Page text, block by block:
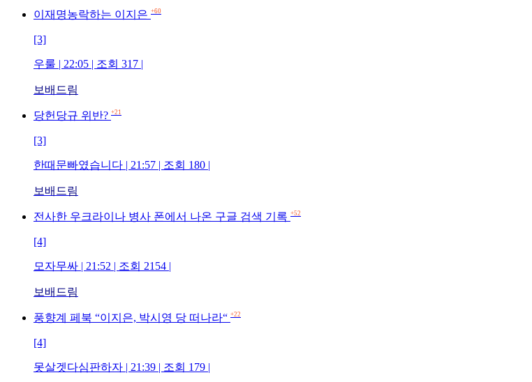
이재명농락하는 이지은 +60
[3]
우룰 | 22:05 | 조회 317 |
보배드림
당헌당규 위반? +21
[3]
한때문빠였습니다 | 21:57 | 조회 180 |
보배드림
전사한 우크라이나 병사 폰에서 나온 구글 검색 기록 +52
[4]
모자무싸 | 21:52 | 조회 2154 |
보배드림
풍향계 페북 “이지은, 박시영 당 떠나라“ +22
[4]
못살겟다심판하자 | 21:39 | 조회 179 |